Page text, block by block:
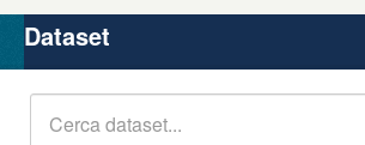
Organizzazioni
Gruppi
Dataset